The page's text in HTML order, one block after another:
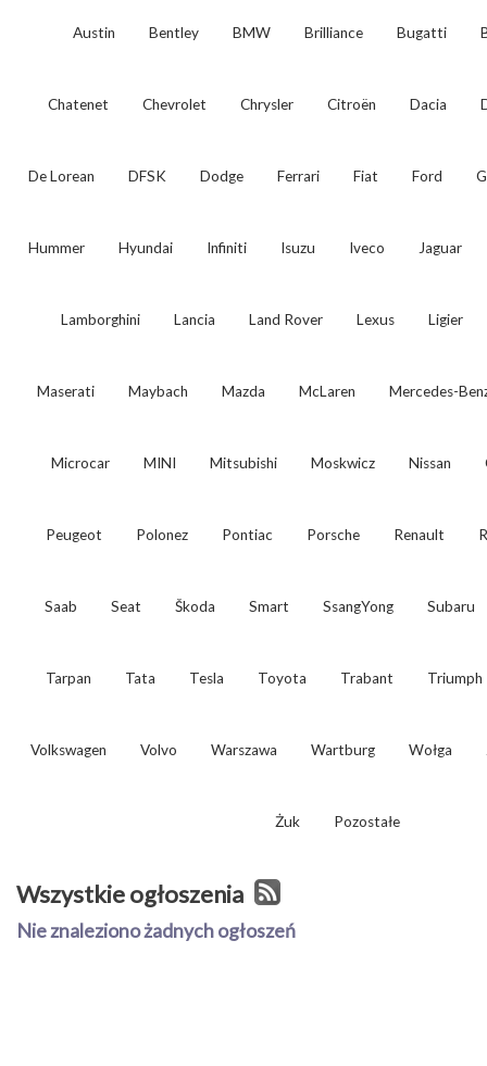
Austin Bentley BMW Brilliance Bugatti
Chatenet Chevrolet Chrysler Citroën Dacia
De Lorean DFSK Dodge Ferrari Fiat Ford
Hummer Hyundai Infiniti Isuzu Iveco Jaguar
Lamborghini Lancia Land Rover Lexus Ligier
Maserati Maybach Mazda McLaren Mercedes-
Microcar MINI Mitsubishi Moskwicz Nissan
Peugeot Polonez Pontiac Porsche Renault
Saab Seat Škoda Smart SsangYong Subaru
Tarpan Tata Tesla Toyota Trabant Triumph
Volkswagen Volvo Warszawa Wartburg Wołga
Żuk Pozostałe
Wszystkie ogłoszenia
Nie znaleziono żadnych ogłoszeń